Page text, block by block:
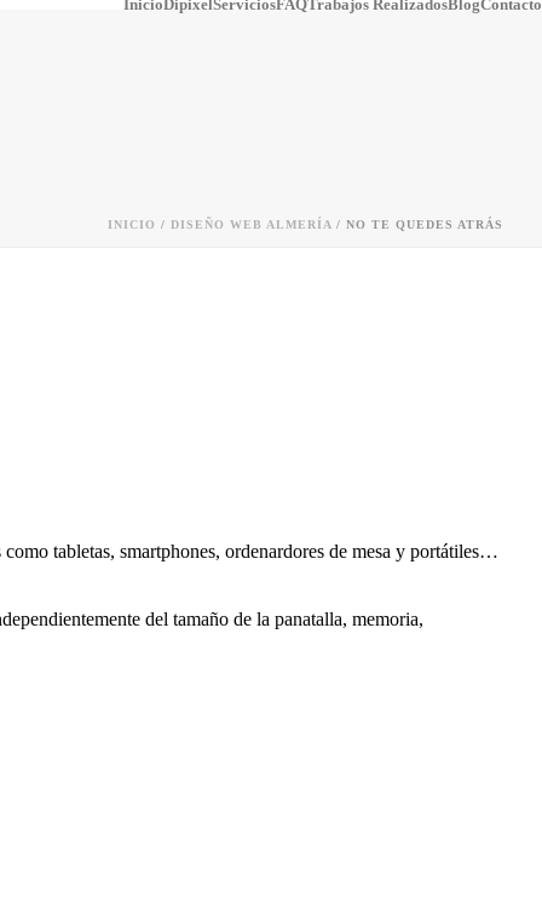
InicioDipixelServiciosFAQTrabajos RealizadosBlogContacto
INICIO / DISEÑO WEB ALMERÍA / NO TE QUEDES ATRÁS
tabletas, smartphones, ordenardores de mesa y portátiles…
del tamaño de la panatalla, memoria,